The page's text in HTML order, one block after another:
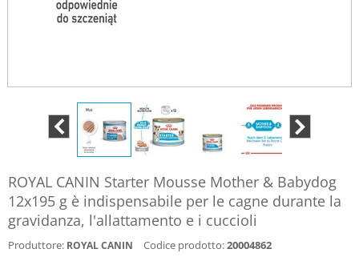
ROYAL CANIN Starter Mousse Mother & Babydog
12x195 g è indispensabile per le cagne durante la
gravidanza, l'allattamento e i cuccioli
Produttore: ROYAL CANIN Codice prodotto:20004862